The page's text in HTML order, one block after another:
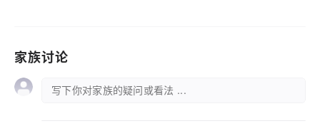
家族讨论
写下你对家族的疑问或看法 ...